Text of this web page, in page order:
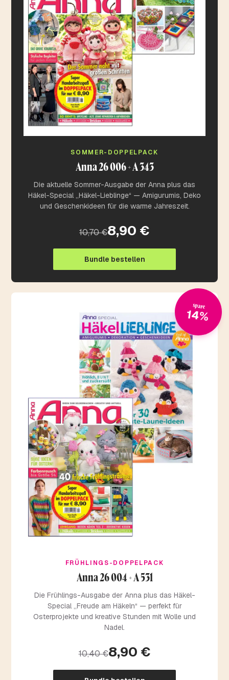
SOMMER-DOPPELPACK
Anna 26 006 + A 343
Die aktuelle Sommer-Ausgabe der Anna plus das
Häkel-Special „Häkel-Lieblinge“ — Amigurumis, Deko
und Geschenkideen für die warme Jahreszeit.
10,70 €8,90 €
Bundle bestellen
spare
14%
FRÜHLINGS-DOPPELPACK
Anna 26 004 + A 531
Die Frühlings-Ausgabe der Anna plus das Häkel-
Special „Freude am Häkeln“ — perfekt für
Osterprojekte und kreative Stunden mit Wolle und
Nadel.
10,40 €8,90 €